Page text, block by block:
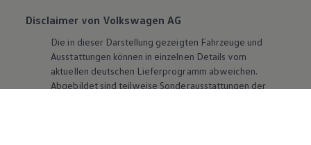
Disclaimer von Volkswagen AG
Die in dieser Darstellung gezeigten Fahrzeuge und
Ausstattungen können in einzelnen Details vom
aktuellen deutschen Lieferprogramm abweichen.
Abgebildet sind teilweise Sonderausstattungen der